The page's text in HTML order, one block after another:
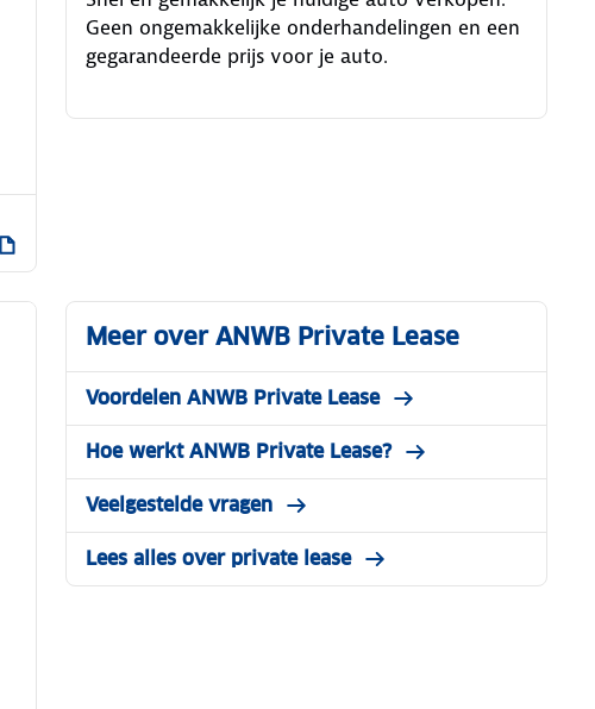
Geen ongemakkelijke onderhandelingen en een
gegarandeerde prijs voor je auto.
Meer over ANWB Private Lease
Voordelen ANWB Private Lease
Hoe werkt ANWB Private Lease?
Veelgestelde vragen
Lees alles over private lease